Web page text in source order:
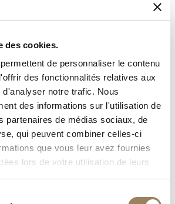
des cookies.
de personnaliser le contenu
des fonctionnalités relatives aux
notre trafic. Nous
des informations sur l'utilisation de
partenaires de médias sociaux, de
qui peuvent combiner celles-ci
que vous leur avez fournies
lors de votre utilisation de leurs
des horlogers. »
John Robert Fowles (1926–2005)
version de son premier ouvrage, The
quatre semaines. Publié en 1963,
un best-seller. Il fut suivi de
d’essais philosophiques et de
Magus, qui connut un immense
lecteurs. Son roman le plus